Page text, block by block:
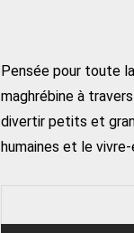
Pensée pour toute
maghrébine à
divertir petits et
humaines et le